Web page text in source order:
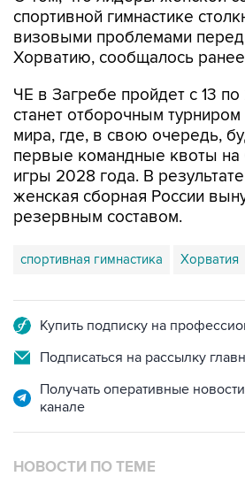
спортивной гимнастике
визовыми проблемами
Хорватию, сообщалось
ЧЕ в Загребе пройдет с 13 по
станет отборочным
мира, где, в свою очередь,
первые командные квоты на
игры 2028 года. В
женская сборная России
резервным составом.
спортивная гимнастика Хорватия
Купить подписку на
Подписаться на рассылку
Получать оперативные
канале
НОВОСТИ ПО ТЕМЕ